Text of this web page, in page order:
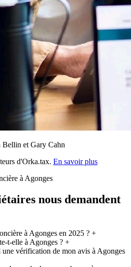
Bellin et Gary Cahn
d'Orka.tax. En savoir plus
à Agonges
nous demandent
à Agonges en 2025 ?+
t-elle à Agonges ?+
vérification de mon avis à Agonges